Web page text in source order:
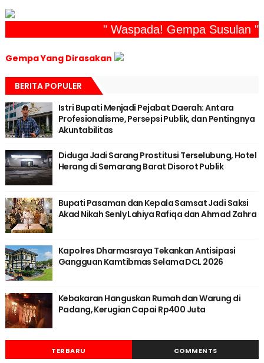
" Waspada! Gempa Susulan "
Gempa Yang Dirasakan
BERITA POPULER
Istri Bupati Menjadi Pejabat Daerah: Antara
Profesionalisme, Persepsi Publik, dan Pentingnya
Akuntabilitas
Diduga Jadi Sarang Prostitusi Terselubung, Hotel
Herang di Semarang Barat Disorot Publik
Bupati Pasaman dan Kepala Samsat Jadi Saksi
Akad Nikah Senly Lahiya Rafiqa dan Ahmad Zahra
Kapolres Dharmasraya Tekankan Antisipasi
Gangguan Kamtibmas Selama DCL 2026
Kebakaran Hanguskan Rumah dan Warung di
Padang, Kerugian Capai Rp400 Juta
TERBARU COMMENTS